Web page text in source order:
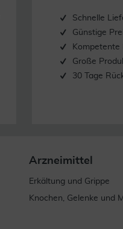
Schnelle
Günstige
Kompetente
Große
30 Tage
Arzneimittel
Erkältung und Grippe
Knochen, Gelenke und